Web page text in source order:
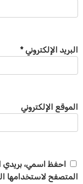
البريد الإلكتروني *
الموقع الإلكتروني
احفظ اسمي، بريدي
المتصفح لاستخدامها